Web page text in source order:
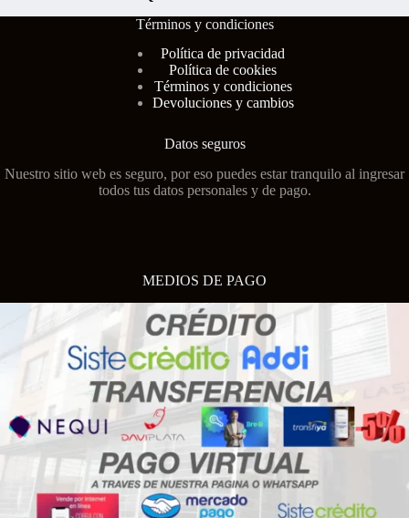
Términos y condiciones
Política de privacidad
Política de cookies
Términos y condiciones
Devoluciones y cambios
Datos seguros
Nuestro sitio web es seguro, por eso puedes estar tranquilo al ingresar
todos tus datos personales y de pago.
MEDIOS DE PAGO